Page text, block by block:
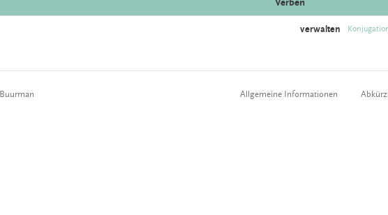
Verben
verwalten
Buurman Allgemeine Informationen